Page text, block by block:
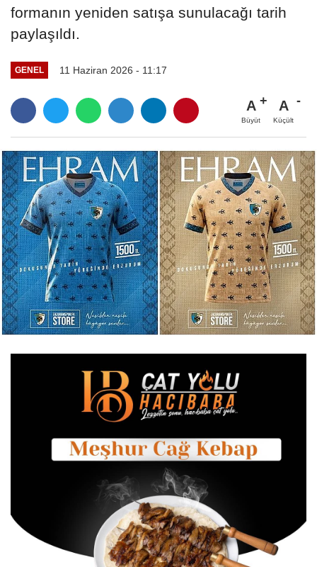
formanın yeniden satışa sunulacağı tarih
paylaşıldı.
GENEL 11 Haziran 2026 - 11:17
A
Büyüt
A
Küçült